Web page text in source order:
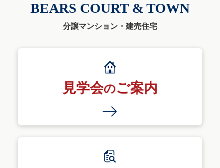
BEARS COURT & TOWN
分譲マンション・建売住宅
見学会のご案内